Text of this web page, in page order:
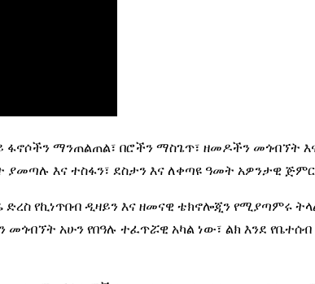
ፋኖሶችን ማንጠልጠል፣ በሮችን ማስጌጥ፣ ዘመዶችን መጎብኘት
እና ተስፋን፣ ደስታን እና ለቀጣዩ ዓመት አዎንታዊ
የኪነጥበብ ዲዛይን እና ዘመናዊ ቴክኖሎጂን የሚያጣምሩ
አሁን የበዓሉ ተፈጥሯዊ አካል ነው፣ ልክ እንደ